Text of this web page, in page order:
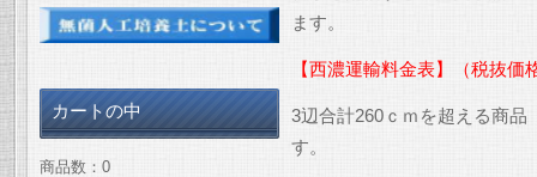
ます。
【西濃運輸料金表】（税抜価
3辺合計260ｃｍを超える商
す。
カートの中
商品数：0